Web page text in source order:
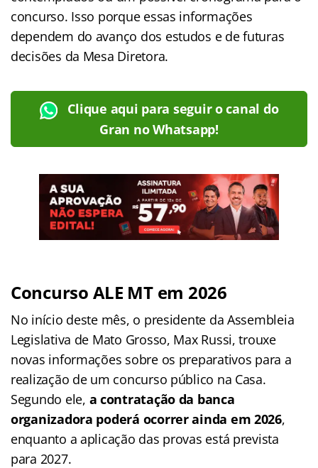
concurso. Isso porque essas informações
dependem do avanço dos estudos e de futuras
decisões da Mesa Diretora.
Clique aqui para seguir o canal do
Gran no Whatsapp!
Concurso ALE MT em 2026
No início deste mês, o presidente da Assembleia
Legislativa de Mato Grosso, Max Russi, trouxe
novas informações sobre os preparativos para a
realização de um concurso público na Casa.
Segundo ele, a contratação da banca
organizadora poderá ocorrer ainda em 2026,
enquanto a aplicação das provas está prevista
para 2027.